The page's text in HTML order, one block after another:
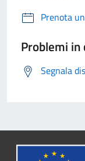
Prenota
Problemi
Segnala